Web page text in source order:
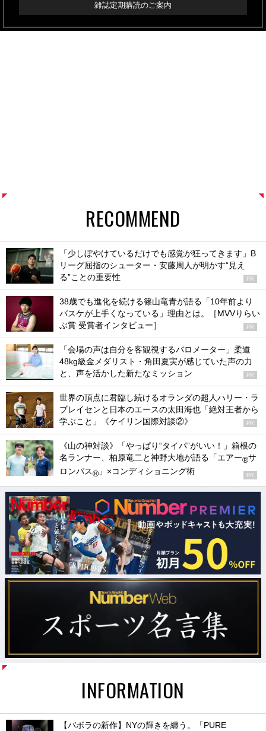
雑誌定期購読のご案内
RECOMMEND
「少しぼやけているだけでも感覚が狂ってきます」B
リーグ屈指のシューター・安藤周人が明かす“見え
る”ことの重要性
PR
38歳でも進化を続ける篠山竜青が語る「10年前より
バスケが上手くなっている」理由とは。［MVVりらい
ぶ賞 受賞者インタビュー］
PR
「会場の声は自分を客観視するバロメーター」柔道
48kg級金メダリスト・角田夏実が感じていた声の力
と、声を活かした新たなミッション
PR
世界の頂点に君臨し続けるオランダの超人ハリー・ラ
ブレイセンと日本のエースの太田海也「絶対王者から
学ぶこと」《ケイリン国際対談②》
PR
《山の神対談》「やっぱり“タイパ”がいい！」箱根の
名ランナー、柏原竜二と神野大地が語る「エアー®サ
ロンパス® 」×コンディショニング術 PR
INFORMATION
【バボラの新作】NYの輝きを纏う。「PURE